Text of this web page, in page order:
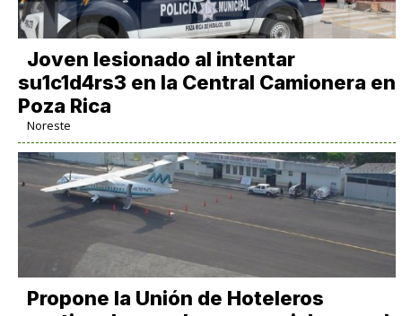
Joven lesionado al intentar
su1c1d4rs3 en la Central Camionera en
Poza Rica
Noreste
Propone la Unión de Hoteleros